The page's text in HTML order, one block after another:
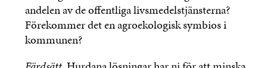
andelen av de offentliga livsmedelstjänsterna?
Förekommer det en agroekologisk symbios i
kommunen?